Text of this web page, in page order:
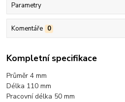
Parametry
Komentáře 0
Kompletní specifikace
Průměr 4 mm
Délka 110 mm
Pracovní délka 50 mm